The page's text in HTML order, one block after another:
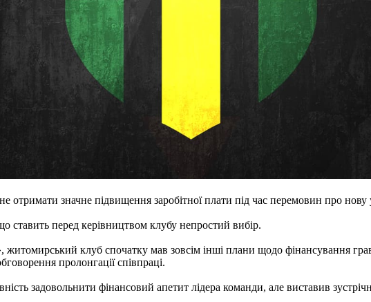
отримати значне підвищення заробітної плати під час перемовин про нову
ставить перед керівництвом клубу непростий вибір.
клуб спочатку мав зовсім інші плани щодо фінансування
пролонгації співпраці.
задовольнити фінансовий апетит лідера команди, але виставив